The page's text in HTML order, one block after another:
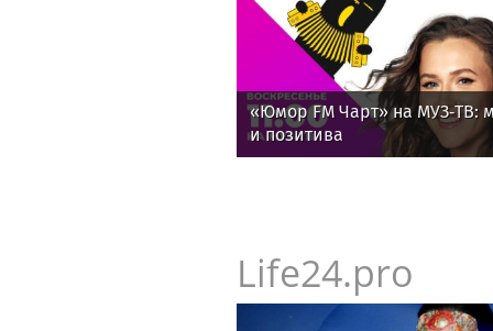
«Юмор FM Чарт» на МУЗ‑ТВ:
и позитива
Life24.pro